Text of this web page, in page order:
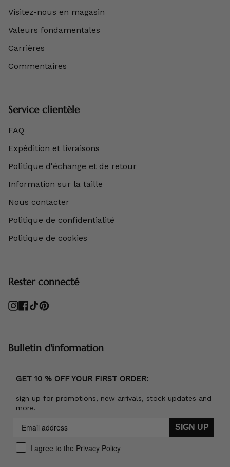
Visitez-nous en magasin
Valeurs fondamentales
Carrières
Commentaires
Service clientèle
FAQ
Expédition et livraisons
Politique d'échange et de retour
Information sur la taille
Nous contacter
Politique de confidentialité
Politique de cookies
Rester connecté
Instagram
Facebook
TikTokPinterest
Bulletin d'information
GET 10 % OFF YOUR FIRST ORDER:
sign up for promotions, new arrivals, stock updates and
more.
SIGN UP
I agree to the Privacy Policy